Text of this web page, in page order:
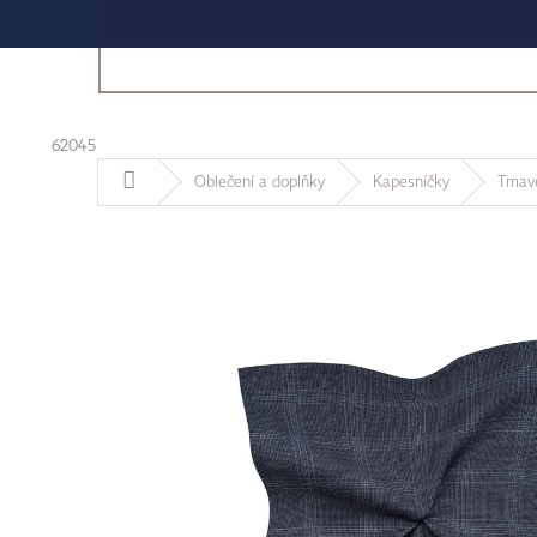
62045
Domů Oblečení a doplňky Kapesníčky